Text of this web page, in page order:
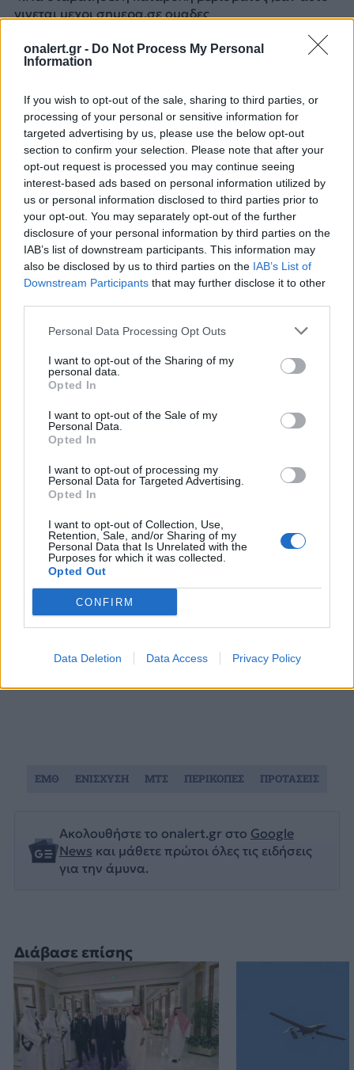
onalert.gr - Do Not Process My Personal
Information
If you wish to opt-out of the sale, sharing to third parties, or
processing of your personal or sensitive information for
targeted advertising by us, please use the below opt-out
section to confirm your selection. Please note that after your
opt-out request is processed you may continue seeing
interest-based ads based on personal information utilized by
us or personal information disclosed to third parties prior to
your opt-out. You may separately opt-out of the further
disclosure of your personal information by third parties on the
IAB’s list of downstream participants. This information may
also be disclosed by us to third parties on the IAB’s List of
Downstream Participants that may further disclose it to other
Personal Data Processing Opt Outs
I want to opt-out of the Sharing of my
personal data.
Opted In
I want to opt-out of the Sale of my
Personal Data.
Opted In
I want to opt-out of processing my
Personal Data for Targeted Advertising.
Opted In
I want to opt-out of Collection, Use,
Retention, Sale, and/or Sharing of my
Personal Data that Is Unrelated with the
Purposes for which it was collected.
Opted Out
CONFIRM
Data Deletion Data Access Privacy Policy
Διάβασε επίσης
γινεται μεχρι σημερα,σε ομαδες
κ.λ.π
συνταξιοδοτηθηκαν πριν την 1η Απριλιου 1997,ενω
οσοι συνταξιοδοτηθηκαν μετα την ημερομηνια αυτη
να λαμβανουν 1/35 στο μερισμα που αναλογει στον
βαθμο,αναλογα με τα χρονια που μεσολαβησαν απο
το 1997 εως την αποστρατειας τους.Δηλαδη ενας
Σχης που αποστρατευτηκε το 2007 να λαμβανει τα
10/35 του αναλογουντος μερισματος Σχη!!!
6.Να δημιουργηθει βαθμος μερισματος ΜΤΣ
Ταξιαρχου ,διοτι παρατηρειται το φαινομενο Λγος με
28 χρονια που αποστρατευεται λαμβανοντας τον
αποστρατευτικο του Τχη,με αποδοχες Σχη,να
λαμβανει μερισμα Υποστρατηγου!!!Επισεις
μελετωντας το εγγραφο για την οικ.κατασταση του
2013,διαπιστωνουμε απο τις 22χιλιαδες
μερισματουχους προερχομενους του ΣΞ, οι
ΑΓΕΣ,Υποστρατηγου και Αντιστρατηγου,πραγμα
εντελως στρεβλο και υπευθυνο για την τωρινη
οικ.κατασταση του ΜΤΣ.
ΟΜΑΔΑ ΕΜΘ ΑΠΟΣΤΡΑΤΟΙ
Ακολουθήστε το onalert.gr στο Google
News και μάθετε πρώτοι όλες τις ειδήσεις
για την άμυνα.
ΕΜΘ ΕΝΙΣΧΥΣΗ ΜΤΣ ΠΕΡΙΚΟΠΕΣ ΠΡΟΤΑΣΕΙΣ